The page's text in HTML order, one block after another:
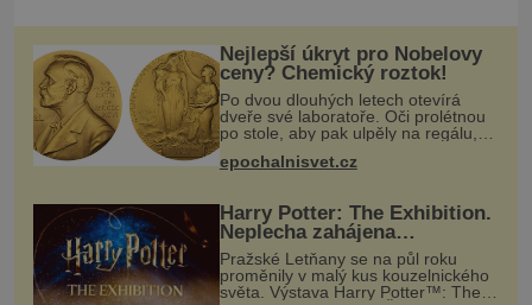
Nejlepší úkryt pro Nobelovy
ceny? Chemický roztok!
Po dvou dlouhých letech otevírá
dveře své laboratoře. Oči prolétnou
po stole, aby pak ulpěly na regálu,
kde se nachází všemožné látky.
Hledá žluto-oranžovou tekutinu,
epochalnisvet.cz
Harry Potter: The Exhibition.
Neplecha zahájena…
Pražské Letňany se na půl roku
proměnily v malý kus kouzelnického
světa. Výstava Harry Potter™: The